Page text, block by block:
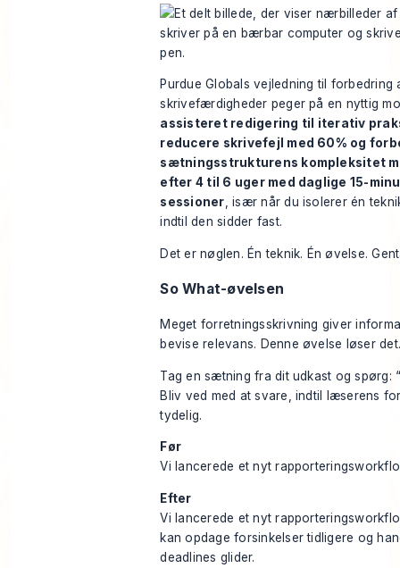
Purdue Globals vejledning til forbedring
skrivefærdigheder peger på en nyttig
assisteret redigering til iterativ
reducere skrivefejl med 60% og
sætningsstrukturens kompleksitet
efter 4 til 6 uger med daglige 15-
sessioner, især når du isolerer én
indtil den sidder fast.
Det er nøglen. Én teknik. Én øvelse.
So What-øvelsen
Meget forretningsskrivning giver
bevise relevans. Denne øvelse løser
Tag en sætning fra dit udkast og spørg:
Bliv ved med at svare, indtil læserens
tydelig.
Før
Vi lancerede et nyt
Efter
Vi lancerede et nyt
kan opdage forsinkelser tidligere og
deadlines glider.